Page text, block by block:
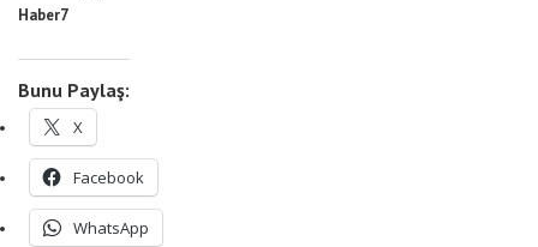
Haber7
Bunu Paylaş:
X
Facebook
WhatsApp